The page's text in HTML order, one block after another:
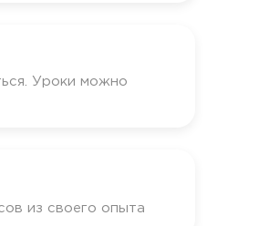
Уроки можно
из своего опыта